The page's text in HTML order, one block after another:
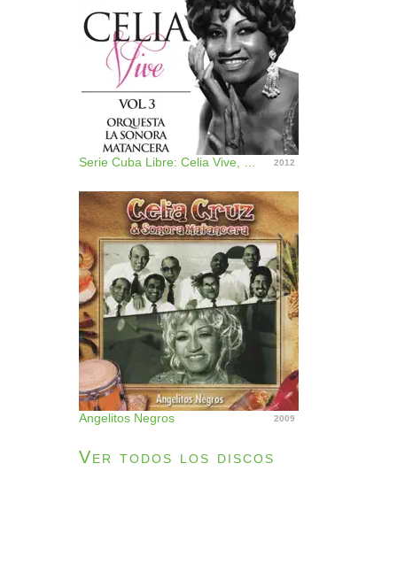
Serie Cuba Libre: Celia Vive, Vol. 3 (Remastered) 2012
Angelitos Negros 2009
Ver todos los discos